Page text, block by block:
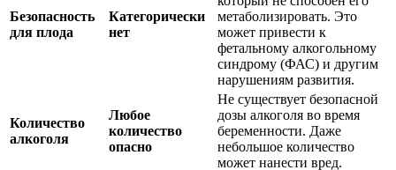
Безопасность
для плода
Категорически
нет
метаболизировать. Это
может привести к
фетальному алкогольному
синдрому (ФАС) и другим
нарушениям развития.
Количество
алкоголя
Любое
количество
опасно
Не существует безопасной
дозы алкоголя во время
беременности. Даже
небольшое количество
может нанести вред.